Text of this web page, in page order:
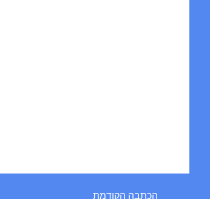
הכתבה הקודמת